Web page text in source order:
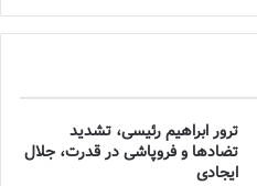
ترور ابراهیم رئیسی، تشدید
تضادها و فروپاشی در قدرت، جلال
ایجادی